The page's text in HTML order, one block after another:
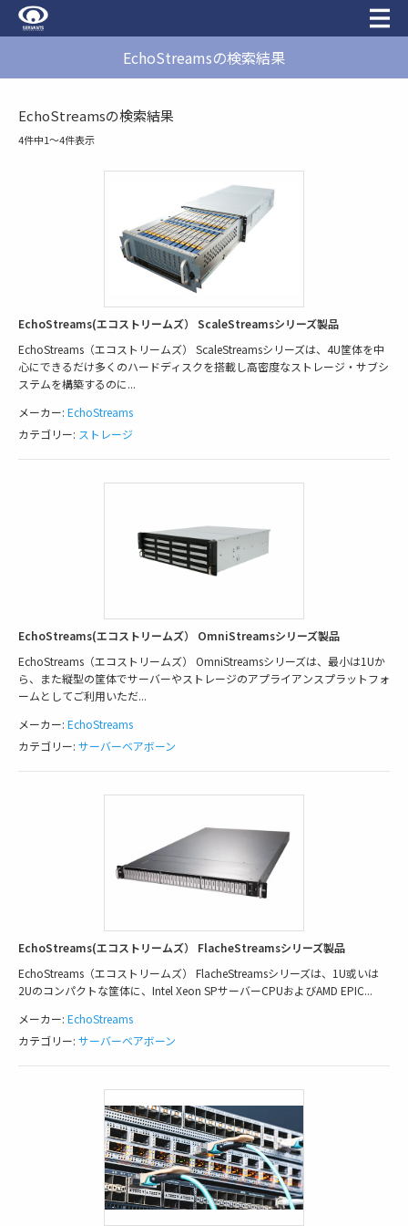
EchoStreamsの検索結果
EchoStreamsの検索結果
4件中1〜4件表示
EchoStreams(エコストリームズ） ScaleStreamsシリーズ製品
EchoStreams（エコストリームズ） ScaleStreamsシリーズは、4U筐体を中
心にできるだけ多くのハードディスクを搭載し高密度なストレージ・サブシ
ステムを構築するのに...
メーカー: EchoStreams
カテゴリー: ストレージ
EchoStreams(エコストリームズ） OmniStreamsシリーズ製品
EchoStreams（エコストリームズ） OmniStreamsシリーズは、最小は1Uか
ら、また縦型の筐体でサーバーやストレージのアプライアンスプラットフォ
ームとしてご利用いただ...
メーカー: EchoStreams
カテゴリー: サーバーベアボーン
EchoStreams(エコストリームズ） FlacheStreamsシリーズ製品
EchoStreams（エコストリームズ） FlacheStreamsシリーズは、1U或いは
2Uのコンパクトな筐体に、Intel Xeon SPサーバーCPUおよびAMD EPIC...
メーカー: EchoStreams
カテゴリー: サーバーベアボーン